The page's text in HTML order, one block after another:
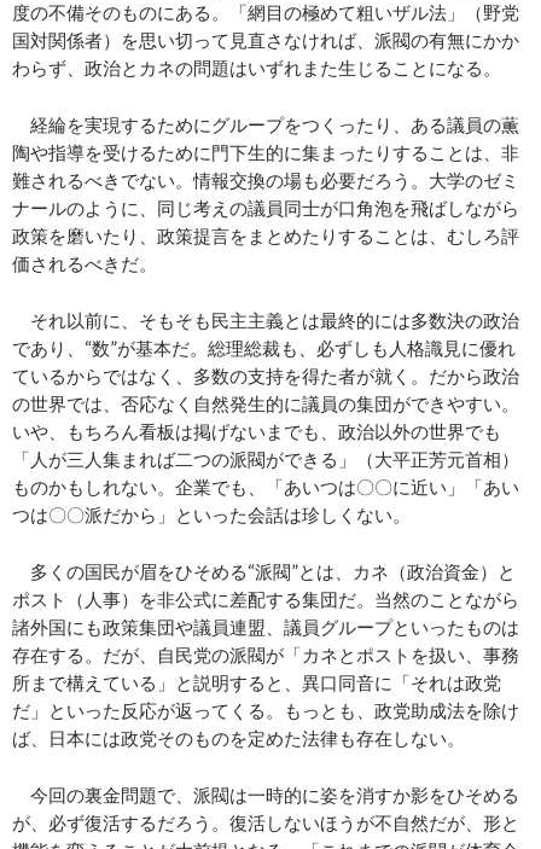
度の不備そのものにある。「網目の極めて粗いザル法」（野党
国対関係者）を思い切って見直さなければ、派閥の有無にかか
わらず、政治とカネの問題はいずれまた生じることになる。
経綸を実現するためにグループをつくったり、ある議員の薫
陶や指導を受けるために門下生的に集まったりすることは、非
難されるべきでない。情報交換の場も必要だろう。大学のゼミ
ナールのように、同じ考えの議員同士が口角泡を飛ばしながら
政策を磨いたり、政策提言をまとめたりすることは、むしろ評
価されるべきだ。
それ以前に、そもそも民主主義とは最終的には多数決の政治
であり、“数”が基本だ。総理総裁も、必ずしも人格識見に優れ
ているからではなく、多数の支持を得た者が就く。だから政治
の世界では、否応なく自然発生的に議員の集団ができやすい。
いや、もちろん看板は掲げないまでも、政治以外の世界でも
「人が三人集まれば二つの派閥ができる」（大平正芳元首相）
ものかもしれない。企業でも、「あいつは〇〇に近い」「あい
つは〇〇派だから」といった会話は珍しくない。
多くの国民が眉をひそめる“派閥”とは、カネ（政治資金）と
ポスト（人事）を非公式に差配する集団だ。当然のことながら
諸外国にも政策集団や議員連盟、議員グループといったものは
存在する。だが、自民党の派閥が「カネとポストを扱い、事務
所まで構えている」と説明すると、異口同音に「それは政党
だ」といった反応が返ってくる。もっとも、政党助成法を除け
ば、日本には政党そのものを定めた法律も存在しない。
今回の裏金問題で、派閥は一時的に姿を消すか影をひそめる
が、必ず復活するだろう。復活しないほうが不自然だが、形と